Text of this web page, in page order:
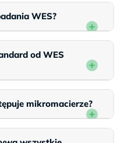
WES?
od WES
mikromacierze?